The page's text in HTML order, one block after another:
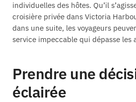
individuelles des hôtes. Qu’il
croisière privée dans Victoria
dans une suite, les voyageurs
service impeccable qui dépasse les
Prendre une
éclairée